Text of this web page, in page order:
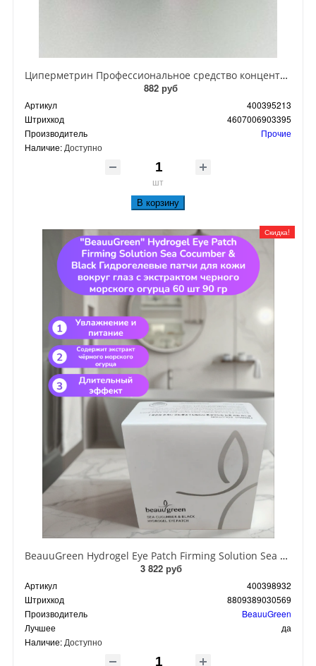
Циперметрин Профессиональное средство концентрат эмульсии 25% для уничтожения тараканов, мух,комаров, блох, клопов, муравьев, ос 50 мл
882 руб
Артикул
400395213
Штрихкод
4607006903395
Производитель
Прочие
Наличие: Доступно
шт
В корзину
Скидка!
BeauuGreen Hydrogel Eye Patch Firming Solution Sea Cocumber & Black Гидрогелевые патчи для кожи вокруг глаз с экстрактом черного морского огурца 60 шт 90 гр
3 822 руб
Артикул
400398932
Штрихкод
8809389030569
Производитель
BeauuGreen
Лучшее
да
Наличие: Доступно